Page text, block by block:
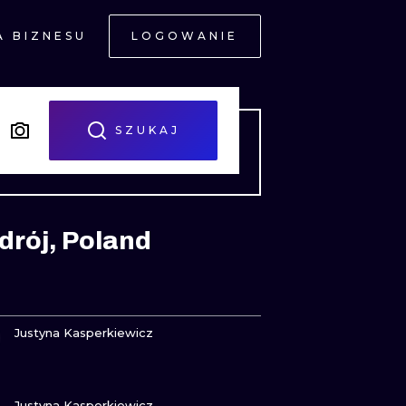
BIZNESU LOGOWANIE
SZUKAJ
Poland
ZOBACZ
Justyna Kasperkiewicz